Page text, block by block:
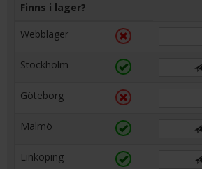
Finns i lager?
Webblager
Stockholm
Göteborg
Malmö
Linköping